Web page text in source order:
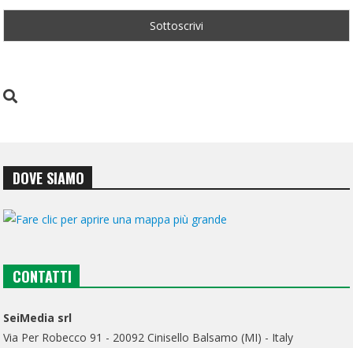
DOVE SIAMO
CONTATTI
SeiMedia srl
Via Per Robecco 91 - 20092 Cinisello Balsamo (MI) - Italy